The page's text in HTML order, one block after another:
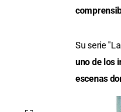
Su serie
uno de los
escenas